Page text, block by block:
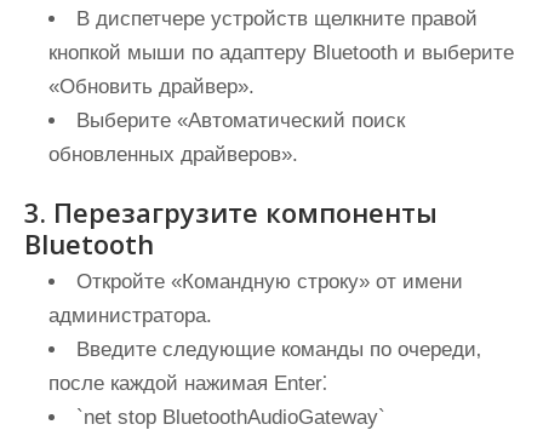
В диспетчере устройств щелкните правой
кнопкой мыши по адаптеру Bluetooth и выберите
«Обновить драйвер».
Выберите «Автоматический поиск
обновленных драйверов».
3. Перезагрузите компоненты
Bluetooth
Откройте «Командную строку» от имени
администратора.
Введите следующие команды по очереди‚
после каждой нажимая Enter⁚
`net stop BluetoothAudioGateway`